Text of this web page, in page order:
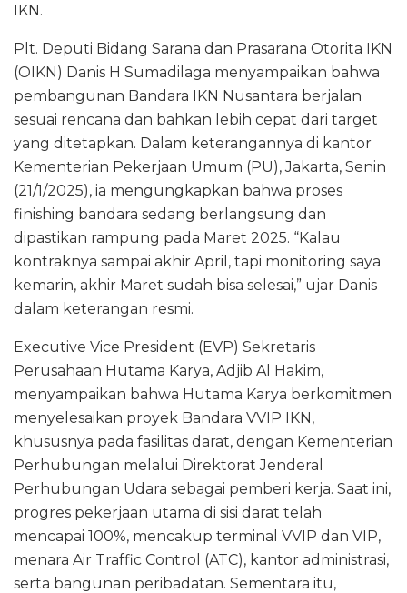
IKN.
Plt. Deputi Bidang Sarana dan Prasarana Otorita IKN
(OIKN) Danis H Sumadilaga menyampaikan bahwa
pembangunan Bandara IKN Nusantara berjalan
sesuai rencana dan bahkan lebih cepat dari target
yang ditetapkan. Dalam keterangannya di kantor
Kementerian Pekerjaan Umum (PU), Jakarta, Senin
(21/1/2025), ia mengungkapkan bahwa proses
finishing bandara sedang berlangsung dan
dipastikan rampung pada Maret 2025. “Kalau
kontraknya sampai akhir April, tapi monitoring saya
kemarin, akhir Maret sudah bisa selesai,” ujar Danis
dalam keterangan resmi.
Executive Vice President (EVP) Sekretaris
Perusahaan Hutama Karya, Adjib Al Hakim,
menyampaikan bahwa Hutama Karya berkomitmen
menyelesaikan proyek Bandara VVIP IKN,
khususnya pada fasilitas darat, dengan Kementerian
Perhubungan melalui Direktorat Jenderal
Perhubungan Udara sebagai pemberi kerja. Saat ini,
progres pekerjaan utama di sisi darat telah
mencapai 100%, mencakup terminal VVIP dan VIP,
menara Air Traffic Control (ATC), kantor administrasi,
serta bangunan peribadatan. Sementara itu,